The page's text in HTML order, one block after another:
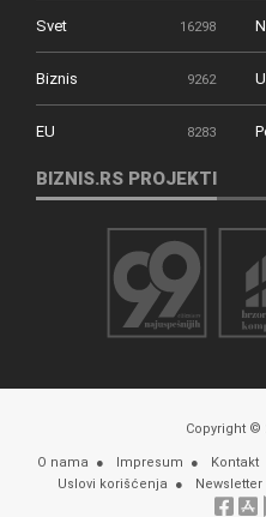
Svet 16298
Biznis 9262
EU 8283
BIZNIS.RS PROJEKTI
Copyright ©
O nama Impresum Kontakt
Uslovi korišćenja
Newsletter